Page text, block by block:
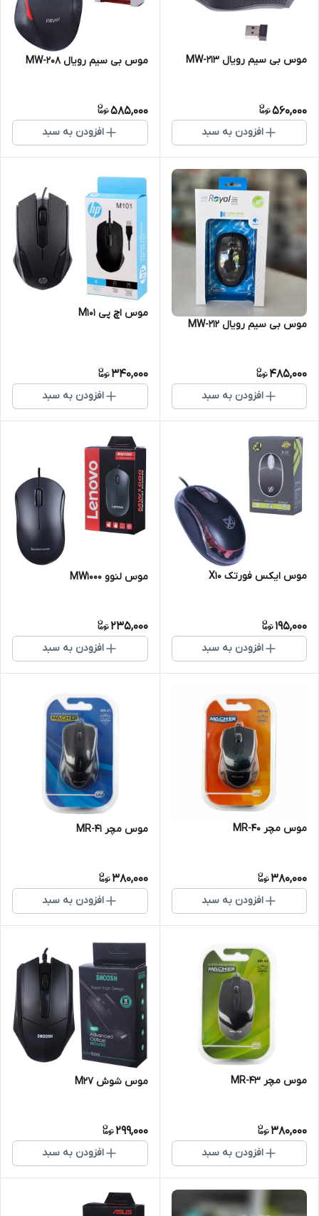
موس بی سیم رویال MW-213
560,000
افزودن به سبد
موس بی سیم رویال MW-208
585,000
افزودن به سبد
موس بی سیم رویال MW-212
485,000
افزودن به سبد
موس اچ پی M101
340,000
افزودن به سبد
موس ایکس فورتک X10
195,000
افزودن به سبد
موس لنوو MW1000
235,000
افزودن به سبد
موس مچر MR-40
380,000
افزودن به سبد
موس مچر MR-41
380,000
افزودن به سبد
موس مچر MR-43
380,000
افزودن به سبد
موس شوش M27
299,000
افزودن به سبد